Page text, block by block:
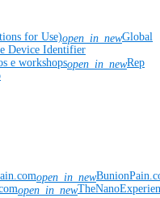
for Use)open_in_newGlobal
Device Identifier
e workshopsopen_in_newRep
open_in_new
open_in_new